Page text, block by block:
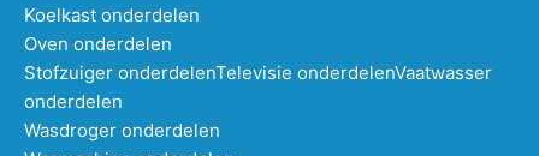
Koelkast onderdelen
Oven onderdelen
Stofzuiger onderdelenTelevisie onderdelenVaatwasser
onderdelen
Wasdroger onderdelen